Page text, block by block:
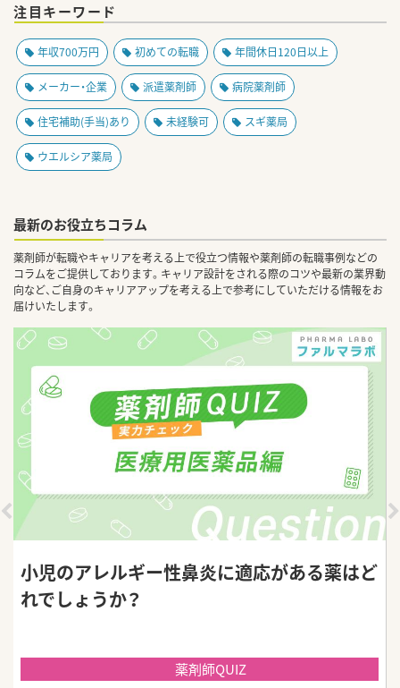
注目キーワード
年収700万円 初めての転職 年間休日120日以上
メーカー・企業 派遣薬剤師 病院薬剤師
住宅補助(手当)あり 未経験可 スギ薬局
ウエルシア薬局
最新のお役立ちコラム
薬剤師が転職やキャリアを考える上で役立つ情報や薬剤師の転職事例などの
コラムをご提供しております。キャリア設計をされる際のコツや最新の業界動
向など、ご自身のキャリアアップを考える上で参考にしていただける情報をお
届けいたします。
小児のアレルギー性鼻炎に適応がある薬はど
れでしょうか？
薬剤師QUIZ